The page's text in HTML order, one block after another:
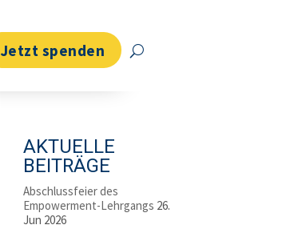
Jetzt spenden
AKTUELLE
BEITRÄGE
Abschlussfeier des
Empowerment-Lehrgangs 26.
Jun 2026